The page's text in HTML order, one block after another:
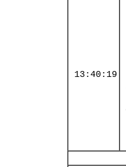
13:40:19